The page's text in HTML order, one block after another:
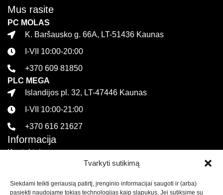
Tvarkyti sutikimą
Siekdami teikti geriausią patirtį, įrenginio informacijai saugoti ir (arba)
pasiekti naudojame tokias technologijas kaip slapukus. Jei sutiksime su
Mus rasite
PC MOLAS
K. Baršausko g. 66A, LT-51436 Kaunas
I-VII 10:00-20:00
+370 609 81850
PLC MEGA
Islandijos pl. 32, LT-47446 Kaunas
I-VII 10:00-21:00
+370 616 21627
Informacija
Kontaktai
Pirkimo sąlygos ir taisyklės
Privatumo politika